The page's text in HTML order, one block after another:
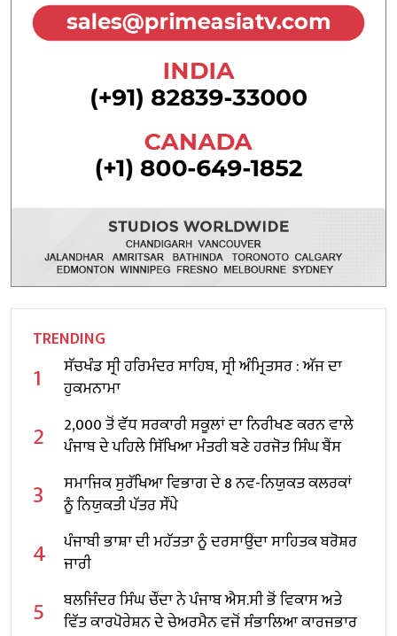
TRENDING
1
ਸੱਚਖੰਡ ਸ੍ਰੀ ਹਰਿਮੰਦਰ ਸਾਹਿਬ, ਸ੍ਰੀ ਅੰਮ੍ਰਿਤਸਰ : ਅੱਜ ਦਾ
ਹੁਕਮਨਾਮਾ
2
2,000 ਤੋਂ ਵੱਧ ਸਰਕਾਰੀ ਸਕੂਲਾਂ ਦਾ ਨਿਰੀਖਣ ਕਰਨ ਵਾਲੇ
ਪੰਜਾਬ ਦੇ ਪਹਿਲੇ ਸਿੱਖਿਆ ਮੰਤਰੀ ਬਣੇ ਹਰਜੋਤ ਸਿੰਘ ਬੈਂਸ
3
ਸਮਾਜਿਕ ਸੁਰੱਖਿਆ ਵਿਭਾਗ ਦੇ 8 ਨਵ-ਨਿਯੁਕਤ ਕਲਰਕਾਂ
ਨੂੰ ਨਿਯੁਕਤੀ ਪੱਤਰ ਸੌਂਪੇ
4
ਪੰਜਾਬੀ ਭਾਸ਼ਾ ਦੀ ਮਹੱਤਤਾ ਨੂੰ ਦਰਸਾਉਂਦਾ ਸਾਹਿਤਕ ਬਰੋਸ਼ਰ
ਜਾਰੀ
5
ਬਲਜਿੰਦਰ ਸਿੰਘ ਚੌਂਦਾ ਨੇ ਪੰਜਾਬ ਐਸ.ਸੀ ਭੋਂ ਵਿਕਾਸ ਅਤੇ
ਵਿੱਤ ਕਾਰਪੋਰੇਸ਼ਨ ਦੇ ਚੇਅਰਮੈਨ ਵਜੋਂ ਸੰਭਾਲਿਆ ਕਾਰਜਭਾਰ